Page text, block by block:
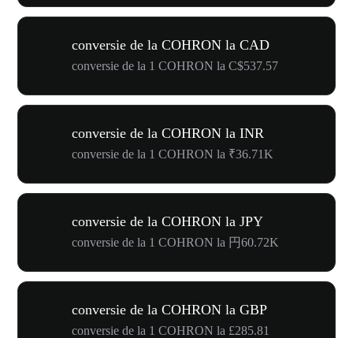
conversie de la COHRON la CAD
conversie de la 1 COHRON la C$537.57
conversie de la COHRON la INR
conversie de la 1 COHRON la ₹36.71K
conversie de la COHRON la JPY
conversie de la 1 COHRON la 円60.72K
conversie de la COHRON la GBP
conversie de la 1 COHRON la £285.81